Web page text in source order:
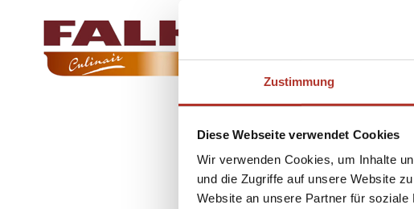
Zustimmung
Diese Webseite verwendet Cookies
Wir verwenden Cookies, um Inhalte
und die Zugriffe auf unsere Website
Website an unsere Partner für